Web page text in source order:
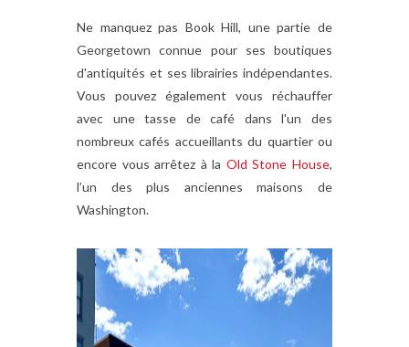
Ne manquez pas Book Hill, une partie de
Georgetown connue pour ses boutiques
d'antiquités et ses librairies indépendantes.
Vous pouvez également vous réchauffer
avec une tasse de café dans l'un des
nombreux cafés accueillants du quartier ou
encore vous arrêtez à la Old Stone House,
l’un des plus anciennes maisons de
Washington.